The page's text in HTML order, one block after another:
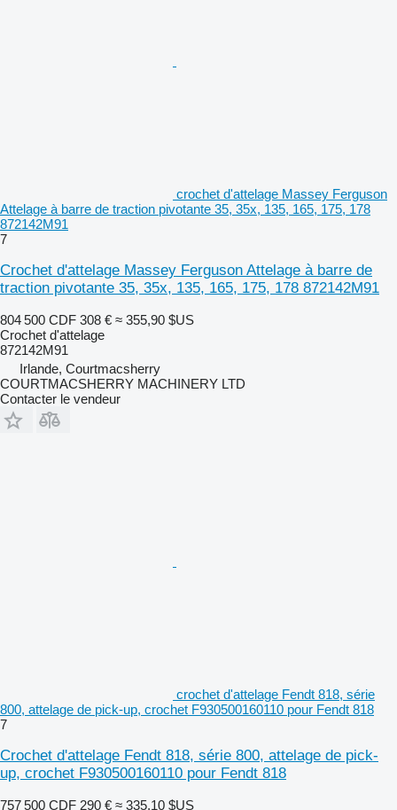
crochet d'attelage Massey Ferguson
Attelage à barre de traction pivotante 35, 35x, 135, 165, 175, 178
872142M91
7
Crochet d'attelage Massey Ferguson Attelage à barre de
traction pivotante 35, 35x, 135, 165, 175, 178 872142M91
804 500 CDF 308 € ≈ 355,90 $US
Crochet d'attelage
872142M91
Irlande, Courtmacsherry
COURTMACSHERRY MACHINERY LTD
Contacter le vendeur
crochet d'attelage Fendt 818, série
800, attelage de pick-up, crochet F930500160110 pour Fendt 818
7
Crochet d'attelage Fendt 818, série 800, attelage de pick-
up, crochet F930500160110 pour Fendt 818
757 500 CDF 290 € ≈ 335,10 $US